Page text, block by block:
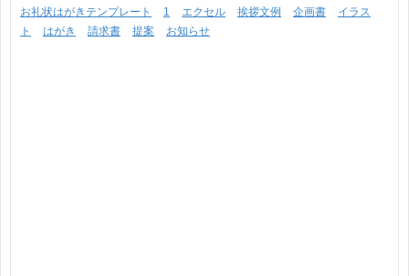
お礼状はがきテンプレート 1 エクセル 挨拶文例 企画書
イラス
ト
はがき 請求書 提案 お知らせ